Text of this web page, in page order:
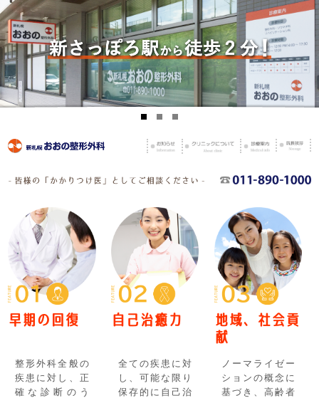
早期の回復
整形外科全般の
疾患に対し、正
確な診断のう
自己治癒力
全ての疾患に対
し、可能な限り
保存的に自己治
地域、社会貢
献
ノーマライゼー
ションの概念に
基づき、高齢者